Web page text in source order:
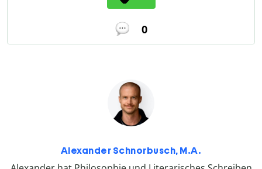
0
Alexander Schnorbusch, M.A.